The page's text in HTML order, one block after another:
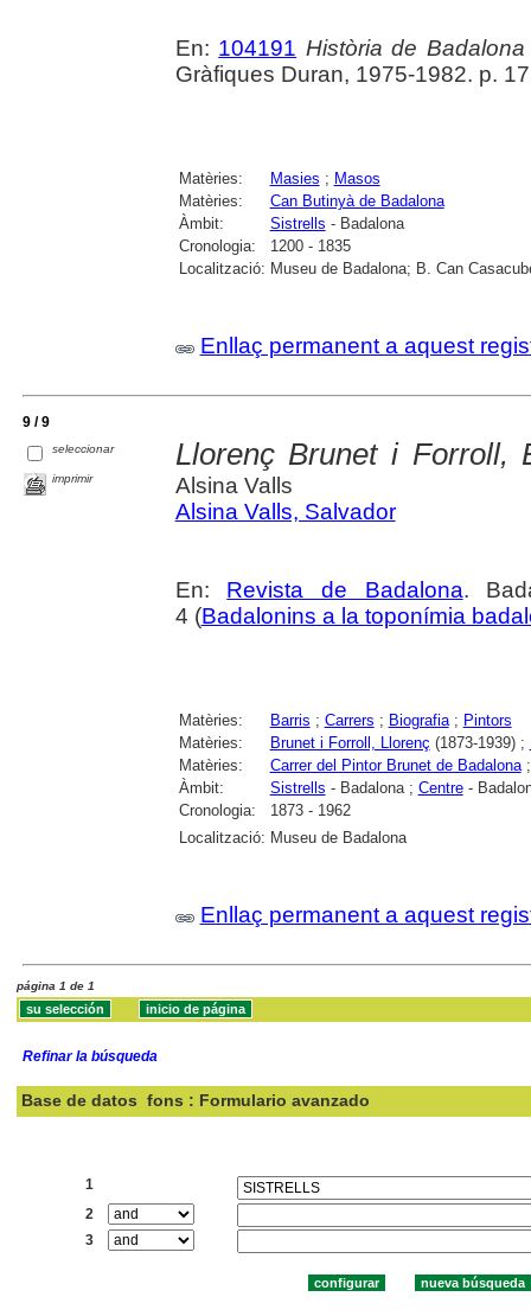
En: 104191 Història de
Gràfiques Duran, 1975-1982. p.
Matèries: Masies ; Masos
Matèries:
Can Butinyà de Badalona
Àmbit:
Sistrells - Badalona
Cronologia:
1200 - 1835
Localització: Museu de Badalona; B. Can
Enllaç permanent a aquest
9 / 9
seleccionar
imprimir
Llorenç Brunet i Forroll,
Alsina Valls
Alsina Valls, Salvador
En: Revista de Badalona.
4 (Badalonins a la toponímia
Matèries: Barris ; Carrers ; Biografia; Pintors
Matèries:
Brunet i Forroll, Llorenç (1873-1939) ;
Matèries:
Carrer del Pintor Brunet de Badalona
Àmbit:
Sistrells - Badalona ; Centre-
Cronologia:
1873 - 1962
Localització: Museu de Badalona
Enllaç permanent a aquest
página 1 de 1
Refinar la búsqueda
Base de datos fons : Formulario avanzado
1
2
3